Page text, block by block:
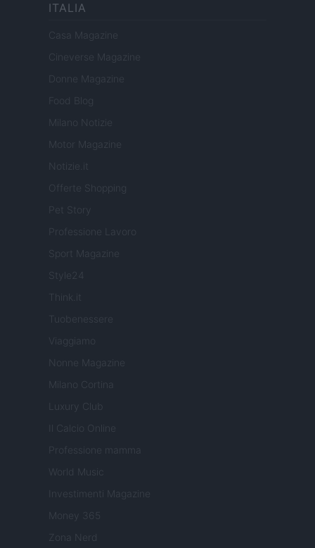
ITALIA
Casa Magazine
Cineverse Magazine
Donne Magazine
Food Blog
Milano Notizie
Motor Magazine
Notizie.it
Offerte Shopping
Professione Lavoro
Sport Magazine
Style24
Think.it
Tuobenessere
Viaggiamo
Nonne Magazine
Milano Cortina
Luxury Club
Il Calcio Online
Professione mamma
World Music
Investimenti Magazine
Money 365
Zona Nerd